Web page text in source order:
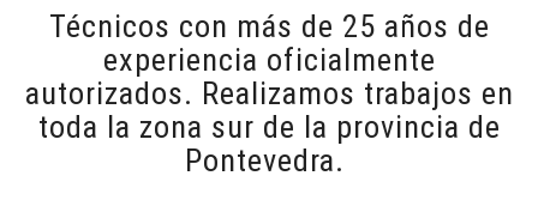
Técnicos con más de 25 años de
experiencia oficialmente
autorizados. Realizamos trabajos en
toda la zona sur de la provincia de
Pontevedra.